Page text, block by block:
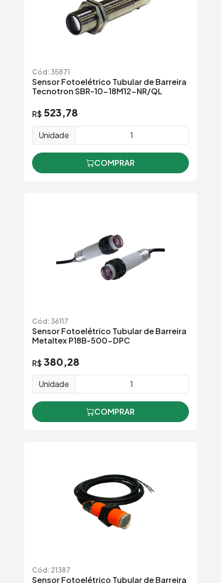
Cód: 35871
Sensor Fotoelétrico Tubular de Barreira
Tecnotron SBR-10-18M12-NR/QL
R$ 523,78
Unidade
COMPRAR
Cód: 36117
Sensor Fotoelétrico Tubular de Barreira
Metaltex P18B-500-DPC
R$ 380,28
Unidade
COMPRAR
Cód: 21387
Sensor Fotoelétrico Tubular de Barreira